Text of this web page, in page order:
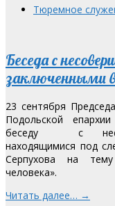
Тюремное
Беседа с
заключенными
23 сентября
Подольской
беседу с
находящимися под
Серпухова на
человека».
Читать далее… →